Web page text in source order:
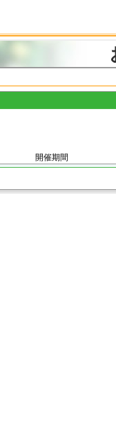
開催期間